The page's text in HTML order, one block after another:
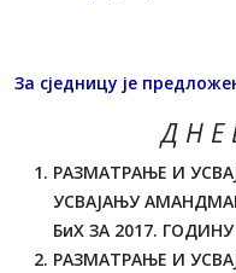
За сједницу је
Д Н Е
РАЗМАТРАЊЕ И
УСВАЈАЊУ
БиХ ЗА 2017. ГОДИНУ
РАЗМАТРАЊЕ И